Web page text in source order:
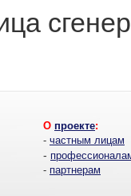
О проекте:
- частным лицам
-
- партнерам